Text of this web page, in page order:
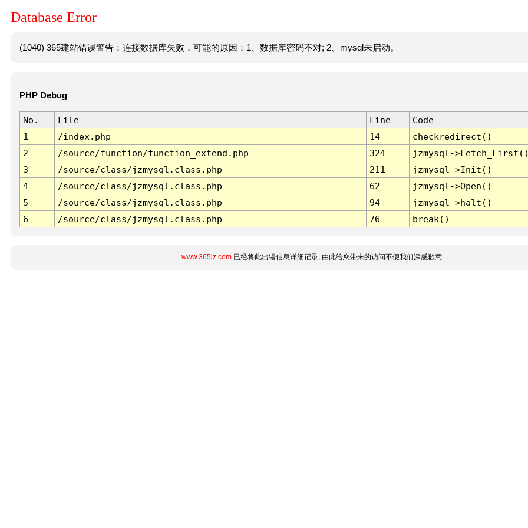
Database Error
(1040) 365建站错误警告：连接数据库失败，可能的原因：1、数据库密码不对; 2、mysql未启动。
PHP Debug
No. File Line
Code
1
/index.php 14
checkredirect()
2
/source/function/function_extend.php 324
jzmysql-
3
/source/class/jzmysql.class.php 211
jzmysql->Init()
4
/source/class/jzmysql.class.php 62
jzmysql->Open()
5
/source/class/jzmysql.class.php 94
jzmysql->halt()
6
/source/class/jzmysql.class.php 76 break()
www.365jz.com已经将此出错信息详细记录, 由此给您带来的访问不便我们深感歉意.